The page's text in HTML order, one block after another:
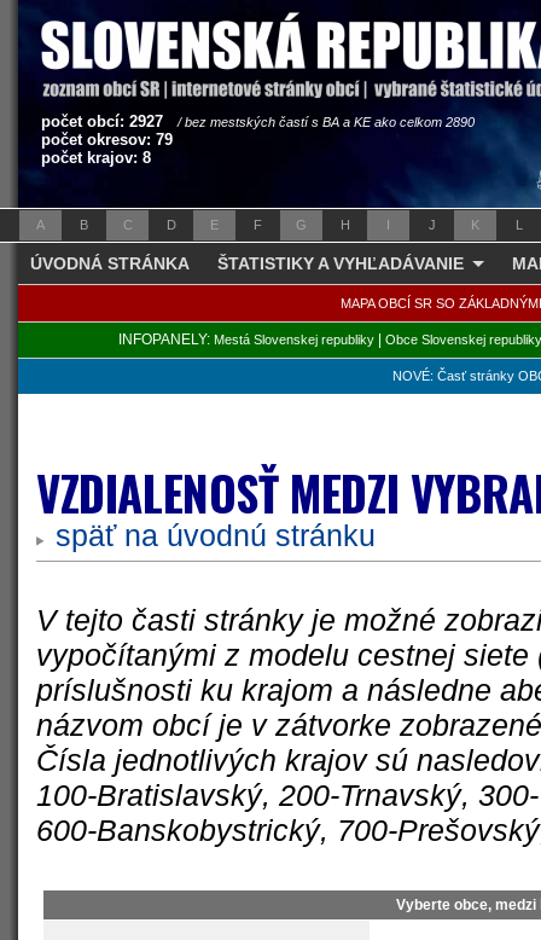
počet obcí: 2927 / bez mestských častí s BA a KE ako celkom 2890
počet okresov: 79
počet krajov: 8
A B C D E F G H I J K L
ÚVODNÁ STRÁNKA ŠTATISTIKY A VYHĽADÁVANIE
MAPA OBCÍ SR SO
INFOPANELY: Mestá Slovenskej republiky| Obce Slovenskej republiky
NOVÉ: Časť stránky
VZDIALENOSŤ MEDZI
späť na úvodnú stránku
V tejto časti stránky je možné
vypočítanými z modelu cestnej siete
príslušnosti ku krajom a následne
názvom obcí je v zátvorke
Čísla jednotlivých krajov sú
100-Bratislavský, 200-Trnavský,
600-Banskobystrický, 700-
Vyberte obce,